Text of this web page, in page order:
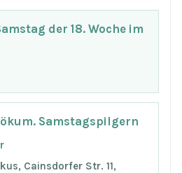
der 18. Woche im
Samstagspilgern
Cainsdorfer Str. 11,